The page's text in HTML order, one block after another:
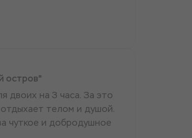
остров"
двоих на 3 часа. За это
телом и душой.
чуткое и добродушное